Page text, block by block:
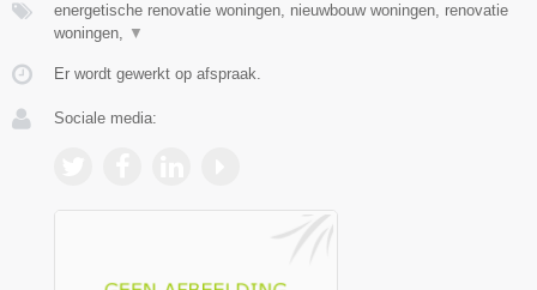
energetische renovatie woningen, nieuwbouw woningen, renovatie
woningen,
▼
Er wordt gewerkt op afspraak.
Sociale media: